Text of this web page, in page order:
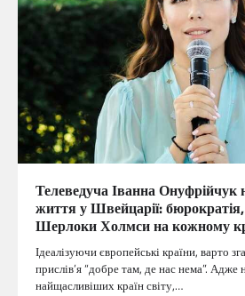
Телеведуча Іванна Онуфрійчук
життя у Швейцарії: бюрократія,
Шерлоки Холмси на кожному
Ідеалізуючи європейські країни, варто
прислів’я “добре там, де нас нема”. Адже
найщасливіших країн світу,…